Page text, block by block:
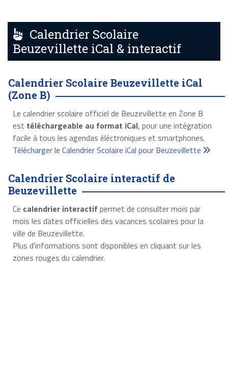
Calendrier Scolaire
Beuzevillette iCal & interactif
Calendrier Scolaire Beuzevillette iCal
(Zone B)
Le calendrier scolaire officiel de Beuzevillette en Zone B
est téléchargeable au format iCal, pour une intégration
facile à tous les agendas éléctroniques et smartphones.
Télécharger le Calendrier Scolaire iCal pour Beuzevillette
Calendrier Scolaire interactif de
Beuzevillette
Ce calendrier interactif permet de consulter mois par
mois les dates officielles des vacances scolaires pour la
ville de Beuzevillette.
Plus d'informations sont disponibles en cliquant sur les
zones rouges du calendrier.